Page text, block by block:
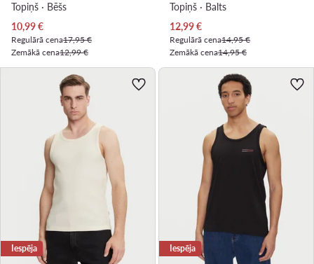
Topiņš · Bēšs
Pašreizējā cena
10,99€
Regulārā cena17,95 €
Zemākā cena12,99 €
Topiņš · Balts
Pašreizējā cena
12,99€
Regulārā cena14,95 €
Zemākā cena14,95 €
Iespēja Iespēja